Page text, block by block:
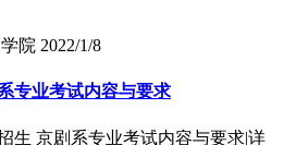
院 2022/1/8
专业考试内容与要求
生 京剧系专业考试内容与要求|详